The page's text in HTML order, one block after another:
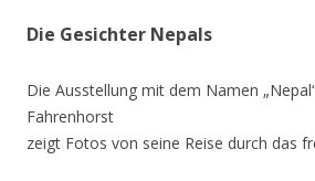
Die Gesichter Nepals
Die Ausstellung mit dem Namen
Fahrenhorst
zeigt Fotos von seine Reise durch das